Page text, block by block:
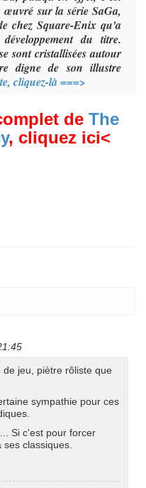
sur la série SaGa,
chez Square-Enix qu'a
du titre.
sont cristallisées autour
digne de son illustre
cliquez-là ===>
de The
, cliquez ici<
jeu, piètre rôliste que
sympathie pour ces
Si c'est pour forcer
classiques.